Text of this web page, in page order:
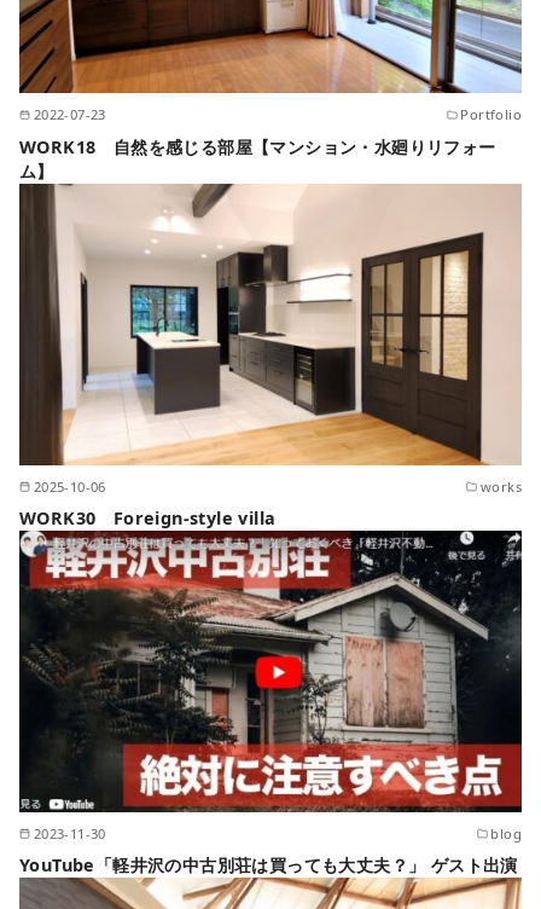
2022-07-23 Portfolio
WORK18 自然を感じる部屋【マンション・水廻りリフォー
ム】
2025-10-06 works
WORK30 Foreign-style villa
2023-11-30 blog
YouTube「軽井沢の中古別荘は買っても大丈夫？」 ゲスト出演